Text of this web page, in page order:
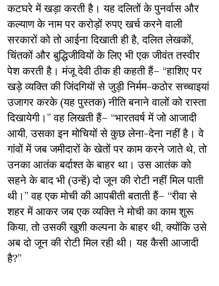
कटघरे में खड़ा करती है। यह दलितों के पुनर्वास और
कल्याण के नाम पर करोड़ों रुपए खर्च करने वाली
सरकारों को तो आईना दिखाती ही है, दलित लेखकों,
चिंतकों और बुद्धिजीवियों के लिए भी एक जीवंत तस्वीर
पेश करती है। मंजू देवी ठीक ही कहती हैं– “हाशिए पर
खड़े व्यक्ति की जिंदगियों से जुड़ी निर्मम-कठोर सच्चाइयां
उजागर करके (यह पुस्तक) नीति बनाने वालों को रास्ता
दिखायेगी।” वह लिखती हैं– “भारतवर्ष में जो आजादी
आयी, उसका इन मोचियों से कुछ लेना-देना नहीं है। वे
गांवों में जब जमीदारों के खेतों पर काम करने जाते थे, तो
उनका आतंक बर्दाश्त के बाहर था। उस आतंक को
सहने के बाद भी (उन्हें) दो जून की रोटी नहीं मिल पाती
थी।” वह एक मोची की आपबीती बताती हैं– “रीवा से
शहर में आकर जब एक व्यक्ति ने मोची का काम शुरू
किया, तो उसकी खुशी कल्पना के बाहर थी, क्योंकि उसे
अब दो जून की रोटी मिल रही थी। यह कैसी आजादी
है?”